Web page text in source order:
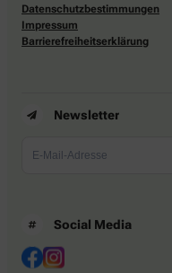
Datenschutzbestimmungen
Impressum
Barrierefreiheitserklärung
Newsletter
Social Media